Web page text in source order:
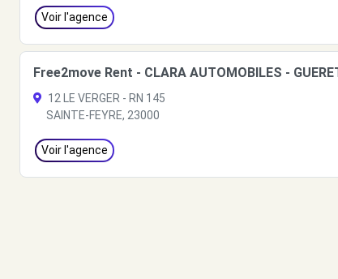
Voir l'agence
Free2move Rent - CLARA AUTOMOBILES -
12 LE VERGER - RN 145
SAINTE-FEYRE, 23000
Voir l'agence